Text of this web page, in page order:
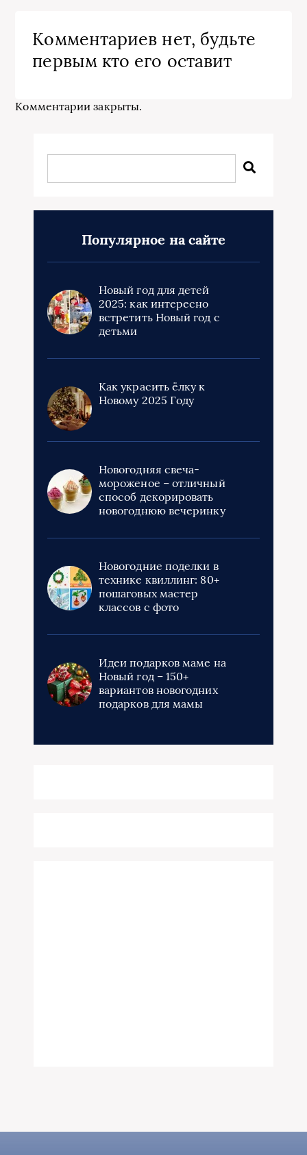
Комментариев нет, будьте
первым кто его оставит
Комментарии закрыты.
Популярное на сайте
Новый год для детей
2025: как интересно
встретить Новый год с
детьми
Как украсить ёлку к
Новому 2025 Году
Новогодняя свеча-
мороженое – отличный
способ декорировать
новогоднюю вечеринку
Новогодние поделки в
технике квиллинг: 80+
пошаговых мастер
классов с фото
Идеи подарков маме на
Новый год – 150+
вариантов новогодних
подарков для мамы